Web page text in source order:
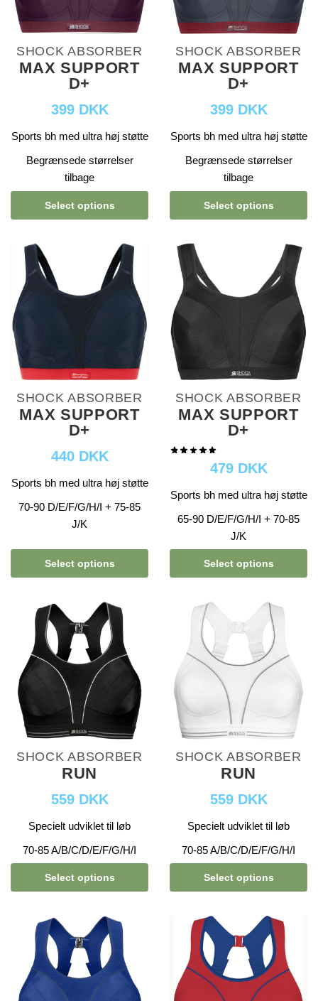
SHOCK ABSORBER
MAX SUPPORT
D+
399 DKK
Sports bh med ultra høj støtte
Begrænsede størrelser
tilbage
Select options
SHOCK ABSORBER
MAX SUPPORT
D+
399 DKK
Sports bh med ultra høj støtte
Begrænsede størrelser
tilbage
Select options
SHOCK ABSORBER
MAX SUPPORT
D+
440 DKK
Sports bh med ultra høj støtte
70-90 D/E/F/G/H/I + 75-85
J/K
Select options
SHOCK ABSORBER
MAX SUPPORT
D+
479 DKK
Sports bh med ultra høj støtte
65-90 D/E/F/G/H/I + 70-85
J/K
Select options
SHOCK ABSORBER
RUN
559 DKK
Specielt udviklet til løb
70-85 A/B/C/D/E/F/G/H/I
Select options
SHOCK ABSORBER
RUN
559 DKK
Specielt udviklet til løb
70-85 A/B/C/D/E/F/G/H/I
Select options